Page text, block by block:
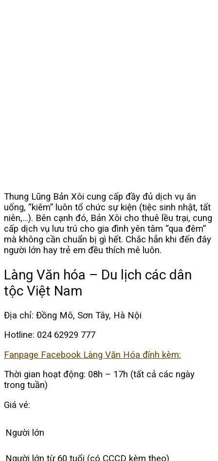
Thung Lũng Bản Xôi cung cấp đầy đủ dịch vụ ăn
uống, “kiêm” luôn tổ chức sự kiện (tiệc sinh nhật, tất
niên,…). Bên cạnh đó, Bản Xôi cho thuê lều trại, cung
cấp dịch vụ lưu trú cho gia đình yên tâm “qua đêm”
mà không cần chuẩn bị gì hết. Chắc hẳn khi đến đây
người lớn hay trẻ em đều thích mê luôn.
Làng Văn hóa – Du lịch các dân
tộc Việt Nam
Địa chỉ: Đồng Mô, Sơn Tây, Hà Nội
Hotline: 024 62929 777
Fanpage Facebook Làng Văn Hóa đính kèm:
Thời gian hoạt động: 08h – 17h (tất cả các ngày
trong tuần)
Giá vé:
Người lớn
Người lớn từ 60 tuổi (có CCCD kèm theo)